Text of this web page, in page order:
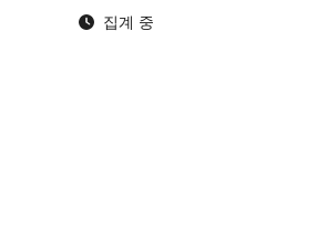
집계 중